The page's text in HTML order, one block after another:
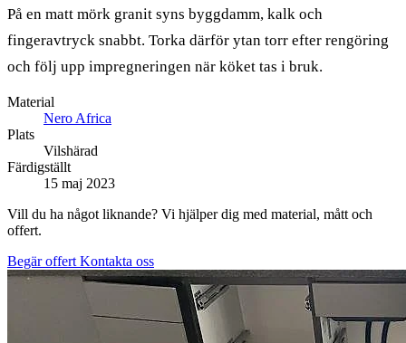
På en matt mörk granit syns byggdamm, kalk och
fingeravtryck snabbt. Torka därför ytan torr efter rengöring
och följ upp impregneringen när köket tas i bruk.
Material
Nero Africa
Plats
Vilshärad
Färdigställt
15 maj 2023
Vill du ha något liknande? Vi hjälper dig med material, mått och
offert.
Begär offert Kontakta oss